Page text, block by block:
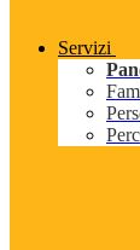
Servizi